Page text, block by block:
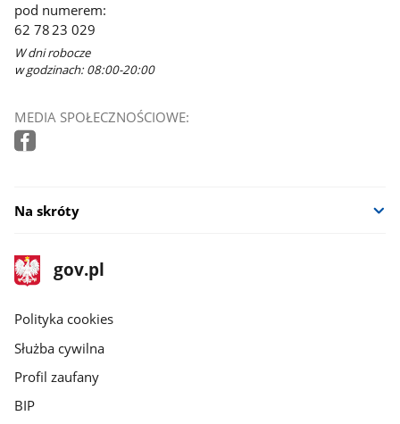
pod numerem:
62 78 23 029
W dni robocze
w godzinach: 08:00-20:00
MEDIA SPOŁECZNOŚCIOWE:
Na skróty
stopka
gov.pl
Strona
gov.pl
gov.pl
Polityka cookies
Służba cywilna
Profil zaufany
BIP